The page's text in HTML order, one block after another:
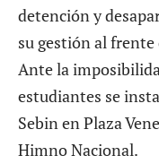
detención y
su gestión al
Ante la
estudiantes se
Sebin en Plaza
Himno Nacional.